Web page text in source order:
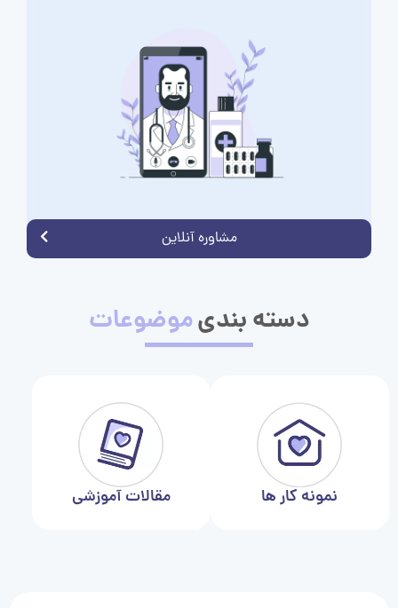
مشاوره آنلاین
دسته بندیموضوعات
نمونه کار ها مقالات آموزشی